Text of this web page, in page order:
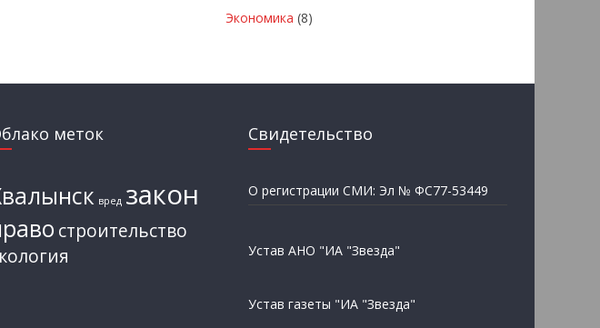
Экономика (8)
меток
вред закон
строительство
Свидетельство
О регистрации СМИ: Эл № ФС77-53449
Устав АНО "ИА "Звезда"
Устав газеты "ИА "Звезда"